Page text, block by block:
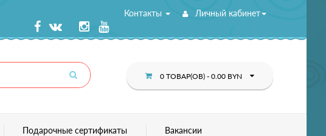
Контакты Личный кабинет
0 ТОВАР(ОВ) - 0.00 BYN
Подарочные сертификаты Вакансии